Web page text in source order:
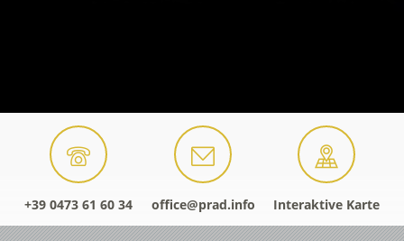
+39 0473 61 60 34 office@prad.info Interaktive Karte